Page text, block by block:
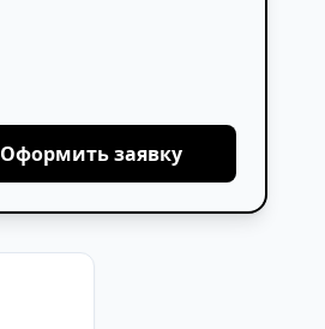
Оформить заявку